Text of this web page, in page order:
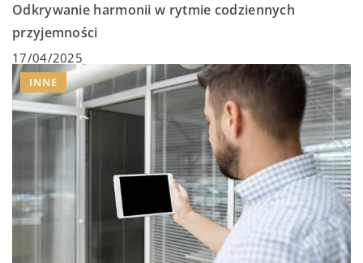
Odkrywanie harmonii w rytmie codziennych
przyjemności
17/04/2025
INNE